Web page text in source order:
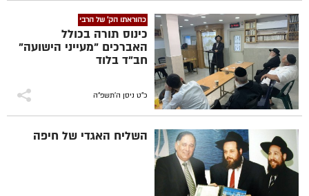
כהוראתו הק' של הרבי
כינוס תורה בכולל
האברכים "מעייני הישועה"
חב”ד בלוד
כ"ט ניסן ה׳תשפ״ה
השליח האגדי של חיפה